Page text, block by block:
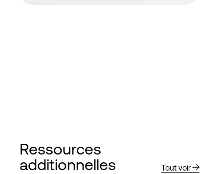
Ressources
additionnelles
Tout voir